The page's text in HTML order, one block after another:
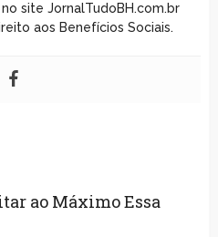
site JornalTudoBH.com.br
aos Benefícios Sociais.
ao Máximo Essa